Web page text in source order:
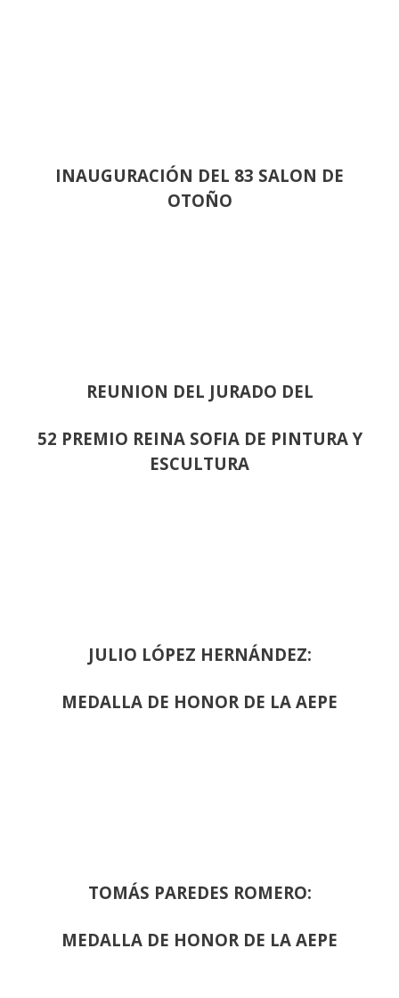
INAUGURACIÓN DEL 83 SALON DE
OTOÑO
REUNION DEL JURADO DEL
52 PREMIO REINA SOFIA DE PINTURA Y
ESCULTURA
JULIO LÓPEZ HERNÁNDEZ:
MEDALLA DE HONOR DE LA AEPE
TOMÁS PAREDES ROMERO:
MEDALLA DE HONOR DE LA AEPE